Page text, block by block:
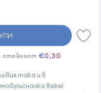
така и в
Rebel
стойност €0,30